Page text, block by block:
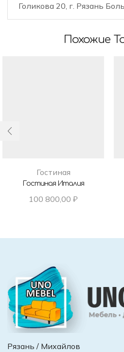
Голикова 20, г. Рязань
Похожие
Гостиная
Гостиная Италия
100 800,00 ₽
Рязань / Михайлов